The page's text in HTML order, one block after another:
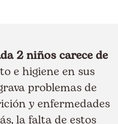
2 niños carece de
e higiene en sus
problemas de
y enfermedades
la falta de estos